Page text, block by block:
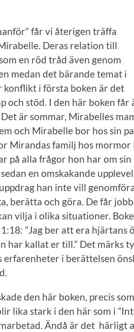
får vi återigen träffa
Deras relation till
en röd tråd även genom
medan det bärande temat i
konflikt i första boken är det
och stöd. I den här boken
är sommar, Mirabelles
och Mirabelle bor hos sin
Mirandas familj hos
på alla frågor hon har om
en omskakande
han inte vill
berätta och göra. De får
vilja i olika situationer.
”Jag ber att era hjärtans
har kallat er till.” Det märks
i berättelsen
den här boken, precis
lika stark i den här som i
Ändå är det härligt